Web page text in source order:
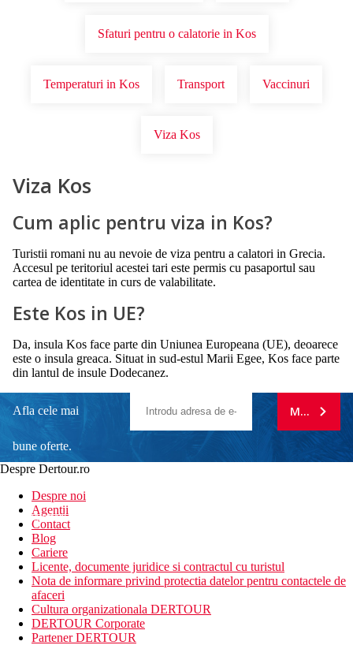
Sfaturi pentru o calatorie in Kos
Temperaturi in Kos Transport Vaccinuri
Viza Kos
Viza Kos
Cum aplic pentru viza in Kos?
Turistii romani nu au nevoie de viza pentru a calatori in Grecia.
Accesul pe teritoriul acestei tari este permis cu pasaportul sau
cartea de identitate in curs de valabilitate.
Este Kos in UE?
Da, insula Kos face parte din Uniunea Europeana (UE), deoarece
este o insula greaca. Situat in sud-estul Marii Egee, Kos face parte
din lantul de insule Dodecanez.
Afla cele mai
bune oferte.
newsletter!
MA
Despre Dertour.ro
Despre noi
Agentii
Contact
Blog
Cariere
Licente, documente juridice si contractul cu turistul
Nota de informare privind protectia datelor pentru contactele de
afaceri
Cultura organizationala DERTOUR
DERTOUR Corporate
Partener DERTOUR